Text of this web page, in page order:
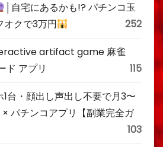
│自宅にあるかも!? パチンコ玉
オクで3万円
252
artifact game 麻雀
ド アプリ
115
1台・顔出し声出し不要で月3〜
パチンコアプリ【副業完全ガ
103